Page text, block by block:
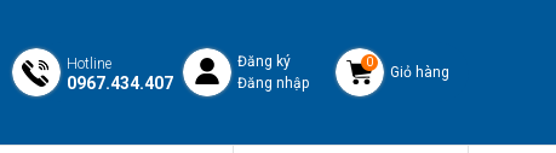
Hotline
0967.434.407
Đăng ký
Đăng nhập
0
Giỏ hàng